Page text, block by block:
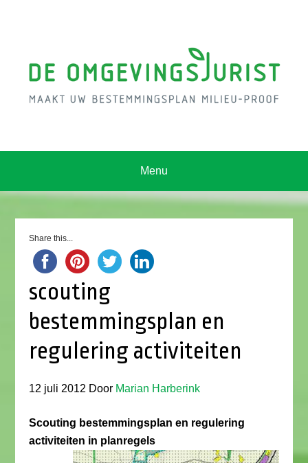
Menu
Share this...
scouting
bestemmingsplan en
regulering activiteiten
12 juli 2012 Door Marian Harberink
Scouting bestemmingsplan en regulering
activiteiten in planregels